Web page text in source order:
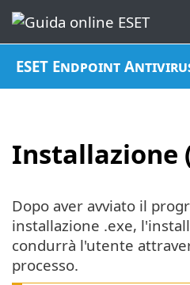
ESET Endpoint
Installazione
Dopo aver avviato il
installazione .exe,
condurrà l'utente
processo.